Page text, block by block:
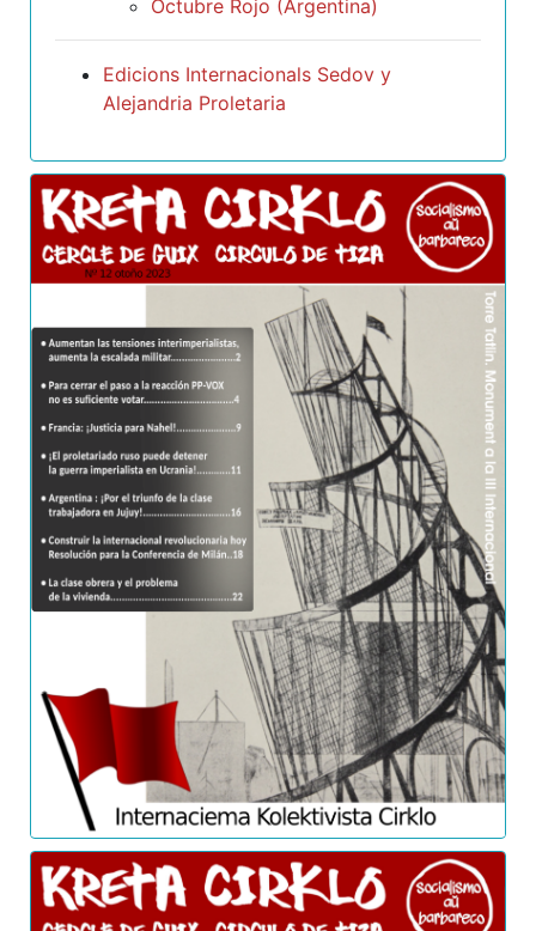
Octubre Rojo (Argentina)
Edicions Internacionals Sedov y
Alejandria Proletaria